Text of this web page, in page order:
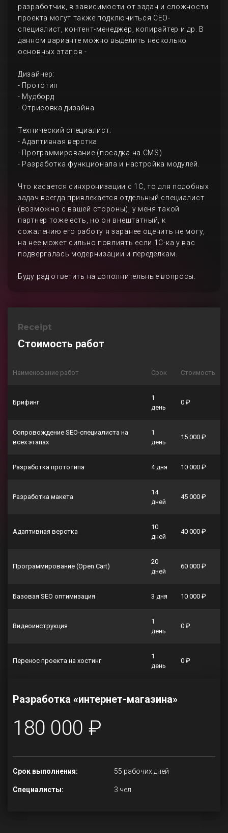
разработчик, в зависимости от задач и сложности
проекта могут также подключиться СЕО-
специалист, контент-менеджер, копирайтер и др. В
данном варианте можно выделить несколько
основных этапов -
Дизайнер:
- Прототип
- Мудборд
- Отрисовка дизайна
Технический специалист:
- Адаптивная верстка
- Программирование (посадка на CMS)
- Разработка функционала и настройка модулей.
Что касается синхронизации с 1С, то для подобных
задач всегда привлекается отдельный специалист
(возможно с вашей стороны), у меня такой
партнер тоже есть, но он внештатный, к
сожалению его работу я заранее оценить не могу,
на нее может сильно повлиять если 1С-ка у вас
подвергалась модернизации и переделкам.
Буду рад ответить на дополнительные вопросы.
Receipt
Стоимость работ
Наименование работ Срок Стоимость
Брифинг
1
день
0 ₽
Сопровождение SEO-специалиста на
всех этапах
1
день
15 000 ₽
Разработка прототипа 4 дня 10 000 ₽
Разработка макета
14
дней
45 000 ₽
Адаптивная верстка
10
дней
40 000 ₽
Программирование (Open Cart)
20
дней
60 000 ₽
Базовая SEO оптимизация 3 дня 10 000 ₽
Видеоинструкция
1
день
0 ₽
Перенос проекта на хостинг
1
день
0 ₽
Разработка «интернет-магазина»
180 000 ₽
Срок выполнения: 55 рабочих дней
Специалисты: 3 чел.